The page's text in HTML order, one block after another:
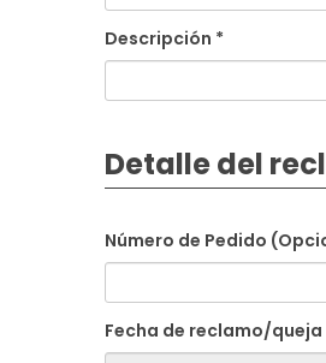
Descripción *
Detalle del
Número de Pedido
Fecha de reclamo/queja